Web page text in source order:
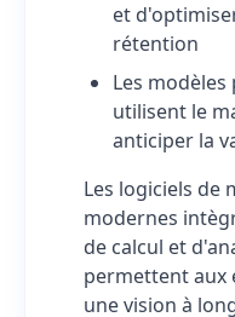
et
rétention
Les modèles
utilisent le
anticiper la
Les logiciels de
modernes
de calcul et
permettent aux
une vision à